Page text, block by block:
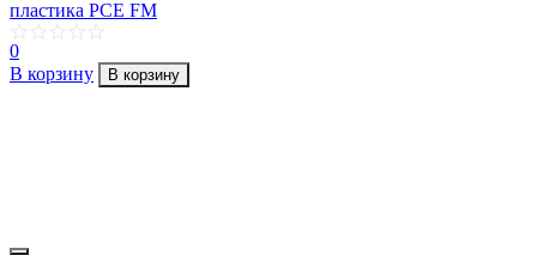
пластика PCE FM
0
В корзину
В корзину